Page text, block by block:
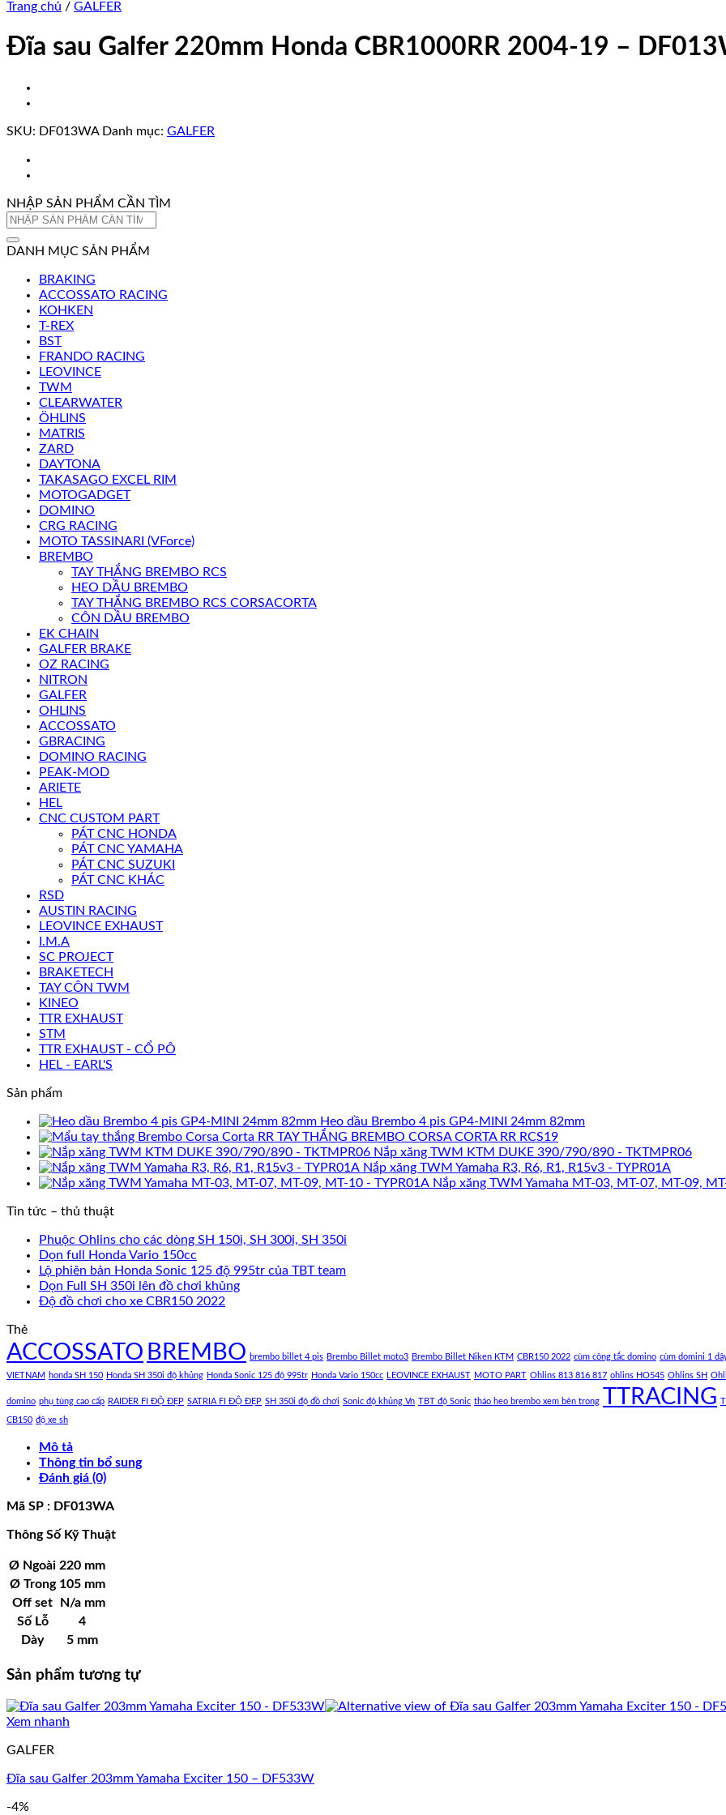
Trang chủ / GALFER
Đĩa sau Galfer 220mm Honda CBR1000RR 2004-19 –
SKU: DF013WA Danh mục: GALFER
NHẬP SẢN PHẨM CẦN TÌM
Tìm
DANH MỤC SẢN PHẨM
BRAKING
ACCOSSATO RACING
KOHKEN
T-REX
BST
FRANDO RACING
LEOVINCE
TWM
CLEARWATER
ÖHLINS
MATRIS
ZARD
DAYTONA
TAKASAGO EXCEL RIM
MOTOGADGET
DOMINO
CRG RACING
MOTO TASSINARI (VForce)
BREMBO
TAY THẮNG BREMBO RCS
HEO DẦU BREMBO
TAY THẮNG BREMBO RCS CORSACORTA
CÔN DẦU BREMBO
EK CHAIN
GALFER BRAKE
OZ RACING
NITRON
GALFER
OHLINS
ACCOSSATO
GBRACING
DOMINO RACING
PEAK-MOD
ARIETE
HEL
CNC CUSTOM PART
PÁT CNC HONDA
PÁT CNC YAMAHA
PÁT CNC SUZUKI
PÁT CNC KHÁC
RSD
AUSTIN RACING
LEOVINCE EXHAUST
I.M.A
SC PROJECT
BRAKETECH
TAY CÔN TWM
KINEO
TTR EXHAUST
STM
TTR EXHAUST - CỔ PÔ
HEL - EARL'S
Sản phẩm
Heo dầu Brembo 4 pis GP4-MINI 24mm 82mm
TAY THẮNG BREMBO CORSA CORTA RR RCS19
Nắp xăng TWM KTM DUKE 390/790/890 - TKTMPR06
Nắp xăng TWM Yamaha R3, R6, R1, R15v3 - TYPR01A
Nắp xăng TWM Yamaha MT-03, MT-07, MT-09,
Tin tức – thủ thuật
Phuộc Ohlins cho các dòng SH 150i, SH 300i, SH 350i
Dọn full Honda Vario 150cc
Lộ phiên bản Honda Sonic 125 độ 995tr của TBT team
Dọn Full SH 350i lên đồ chơi khủng
Độ đồ chơi cho xe CBR150 2022
Thẻ
ACCOSSATO BREMBO brembo billet 4 pis Brembo Billet moto3 Brembo Billet Niken KTM CBR150 2022 cùm công tắc domino cùm domini 1
VIETNAM honda SH 150 Honda SH 350i độ khủng Honda Sonic 125 độ 995tr Honda Vario 150cc LEOVINCE EXHAUST MOTO PART Ohlins 813 816 817 ohlins HO545 Ohlins SH
domino phụ tùng cao cấp RAIDER FI ĐỘ ĐẸP SATRIA FI ĐỘ ĐẸP SH 350i độ đồ chơi Sonic độ khủng Vn TBT độ Sonic tháo heo brembo xem bên trong TTRACING
CB150 độ xe sh
Mô tả
Thông tin bổ sung
Đánh giá (0)
Mã SP : DF013WA
Thông Số Kỹ Thuật
Ø Ngoài 220 mm
Ø Trong 105 mm
Off set
N/a mm
Số Lỗ
4
Dày
5 mm
Sản phẩm tương tự
Xem nhanh
GALFER
Đĩa sau Galfer 203mm Yamaha Exciter 150 – DF533W
-4%